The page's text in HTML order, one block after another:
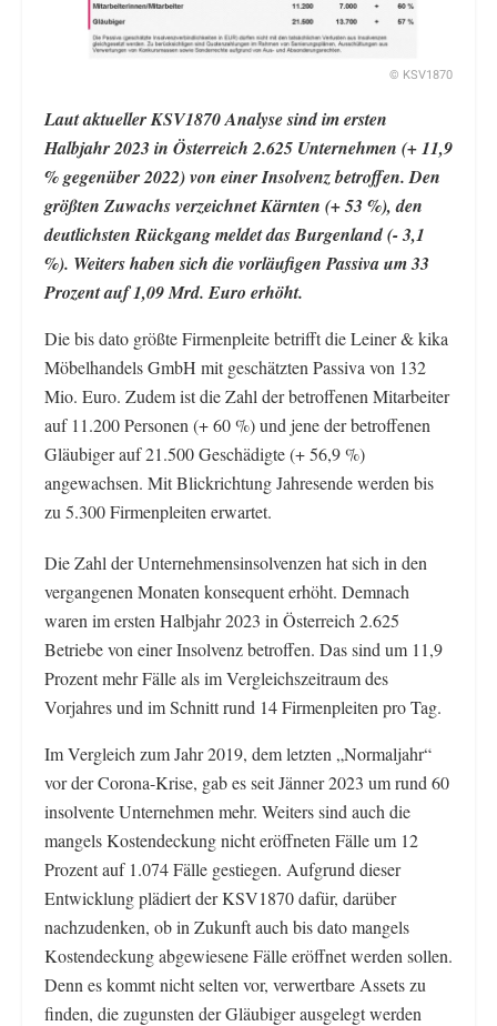
© KSV1870
Laut aktueller KSV1870 Analyse sind im ersten
Halbjahr 2023 in Österreich 2.625 Unternehmen (+ 11,9
% gegenüber 2022) von einer Insolvenz betroffen. Den
größten Zuwachs verzeichnet Kärnten (+ 53 %), den
deutlichsten Rückgang meldet das Burgenland (- 3,1
%). Weiters haben sich die vorläufigen Passiva um 33
Prozent auf 1,09 Mrd. Euro erhöht.
Die bis dato größte Firmenpleite betrifft die Leiner & kika
Möbelhandels GmbH mit geschätzten Passiva von 132
Mio. Euro. Zudem ist die Zahl der betroffenen Mitarbeiter
auf 11.200 Personen (+ 60 %) und jene der betroffenen
Gläubiger auf 21.500 Geschädigte (+ 56,9 %)
angewachsen. Mit Blickrichtung Jahresende werden bis
zu 5.300 Firmenpleiten erwartet.
Die Zahl der Unternehmensinsolvenzen hat sich in den
vergangenen Monaten konsequent erhöht. Demnach
waren im ersten Halbjahr 2023 in Österreich 2.625
Betriebe von einer Insolvenz betroffen. Das sind um 11,9
Prozent mehr Fälle als im Vergleichszeitraum des
Vorjahres und im Schnitt rund 14 Firmenpleiten pro Tag.
Im Vergleich zum Jahr 2019, dem letzten „Normaljahr“
vor der Corona-Krise, gab es seit Jänner 2023 um rund 60
insolvente Unternehmen mehr. Weiters sind auch die
mangels Kostendeckung nicht eröffneten Fälle um 12
Prozent auf 1.074 Fälle gestiegen. Aufgrund dieser
Entwicklung plädiert der KSV1870 dafür, darüber
nachzudenken, ob in Zukunft auch bis dato mangels
Kostendeckung abgewiesene Fälle eröffnet werden sollen.
Denn es kommt nicht selten vor, verwertbare Assets zu
finden, die zugunsten der Gläubiger ausgelegt werden